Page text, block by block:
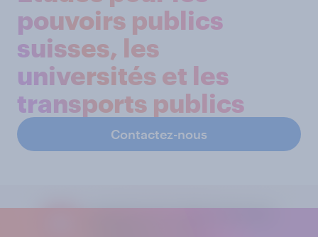
pouvoirs publics
suisses, les
universités et les
transports publics
Contactez-nous